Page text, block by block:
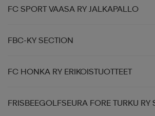
FC SPORT VAASA RY JALKAPALLO
FBC-KY SECTION
FC HONKA RY ERIKOISTUOTTEET
FRISBEEGOLFSEURA FORE TURKU RY